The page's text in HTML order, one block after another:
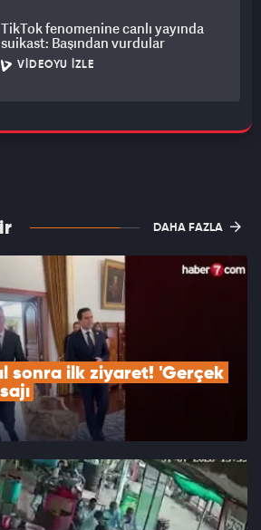
TikTok fenomenine canlı yayında
suikast: Başından vurdular
VIDEOYU İZLE
DAHA FAZLA
sonra ilk ziyaret! 'Gerçek